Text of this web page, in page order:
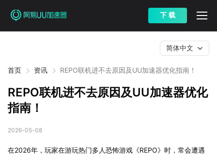
下 载
首页 资讯 REPO联机进不去原因及UU加速器优化指南！
简体中文
REPO联机进不去原因及UU加速器优化
指南！
2026-05-08
在2026年，玩家在游玩热门多人恐怖游戏《REPO》时，常会遭遇